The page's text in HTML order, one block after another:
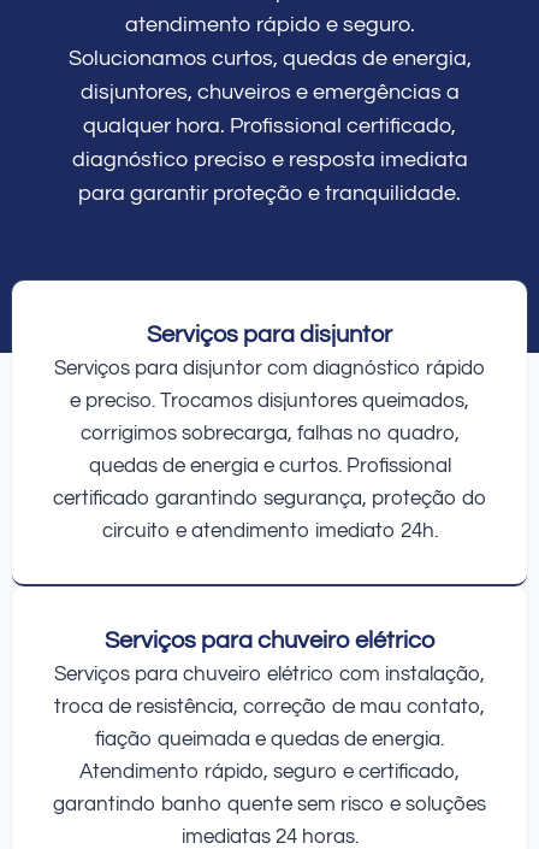
atendimento rápido e seguro.
Solucionamos curtos, quedas de energia,
disjuntores, chuveiros e emergências a
qualquer hora. Profissional certificado,
diagnóstico preciso e resposta imediata
para garantir proteção e tranquilidade.
Serviços para disjuntor
Serviços para disjuntor com diagnóstico rápido
e preciso. Trocamos disjuntores queimados,
corrigimos sobrecarga, falhas no quadro,
quedas de energia e curtos. Profissional
certificado garantindo segurança, proteção do
circuito e atendimento imediato 24h.
Serviços para chuveiro elétrico
Serviços para chuveiro elétrico com instalação,
troca de resistência, correção de mau contato,
fiação queimada e quedas de energia.
Atendimento rápido, seguro e certificado,
garantindo banho quente sem risco e soluções
imediatas 24 horas.